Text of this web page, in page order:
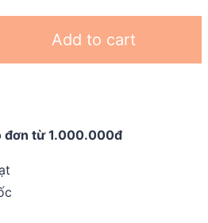
Add to cart
đơn từ 1.000.000đ